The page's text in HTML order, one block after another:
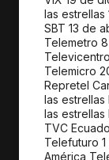
las
SBT 13 de
Telemetro
Telemicro
Repretel
las estrellas
las estrellas
TVC
Telefuturo
América